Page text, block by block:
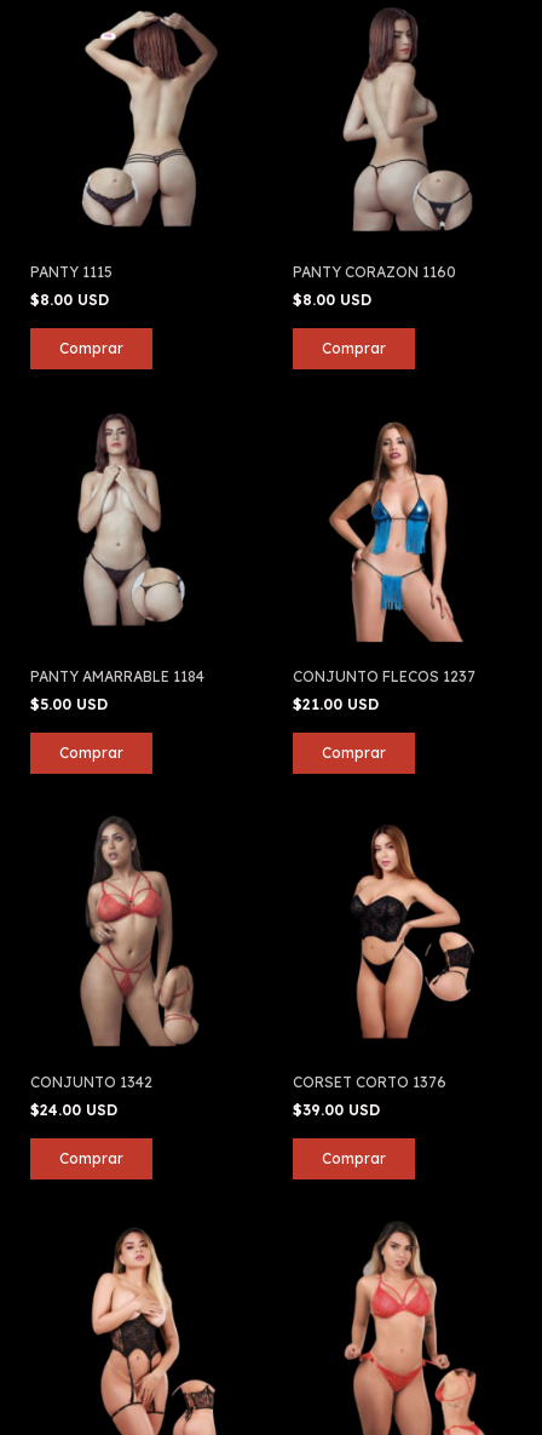
PANTY 1115
$8.00 USD
PANTY CORAZON 1160
$8.00 USD
PANTY AMARRABLE 1184
$5.00 USD
CONJUNTO FLECOS 1237
$21.00 USD
CONJUNTO 1342
$24.00 USD
CORSET CORTO 1376
$39.00 USD